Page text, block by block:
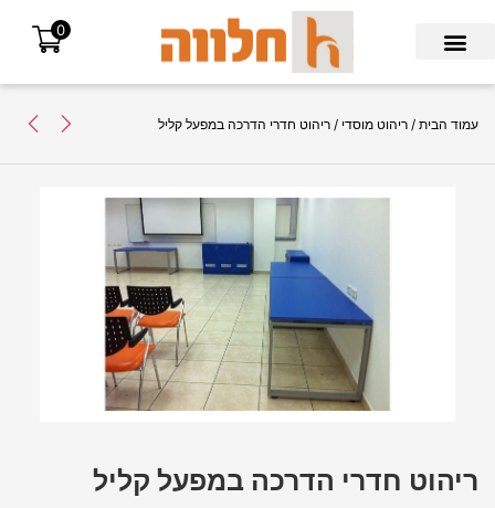
0
עמוד הבית / ריהוט מוסדי / ריהוט חדרי הדרכה במפעל קליל
ריהוט חדרי הדרכה במפעל קליל